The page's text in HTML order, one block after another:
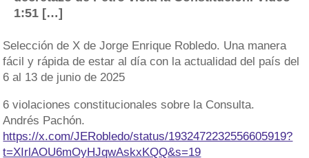
1:51 […]
Selección de X de Jorge Enrique Robledo. Una manera
fácil y rápida de estar al día con la actualidad del país del
6 al 13 de junio de 2025
6 violaciones constitucionales sobre la Consulta.
Andrés Pachón.
https://x.com/JERobledo/status/1932472232556605919?
t=XIrlAOU6mOyHJqwAskxKQQ&s=19